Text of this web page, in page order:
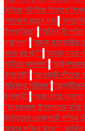
মিডিয়া স্টাডিজ বিভাগে
পদক্ষেপ গ্রহণে ব্যর্থ
উপকারিতা" "অভিবাসী
সম্ভাবনা" "অমুক ব্যবসায়ীর
লেখা হয় না?" "অযথা সময়
আসিফ নজরুল" "আইনশৃঙ্খলা
উপদেষ্টা" "আওয়ামী লীগের
অধিকার পরিষদ"
ইসলামী" "আজ রাতে
"আজহারুল ইসলামকে মুক্তি
নির্বাচনের প্রেক্ষাপটে
আমার শক্তির উৎস" : মার্কিন